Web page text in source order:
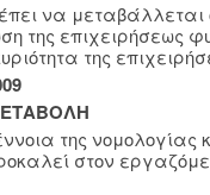
να
της επιχειρήσεως
της
της
στον